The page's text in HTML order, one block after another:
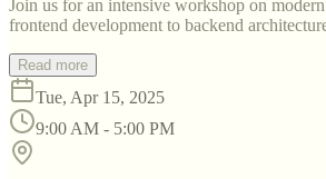
Join us for an intensive workshop on
frontend development to backend
Read more
Tue, Apr 15, 2025
9:00 AM - 5:00 PM